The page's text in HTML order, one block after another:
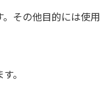
。その他目的には使用
。